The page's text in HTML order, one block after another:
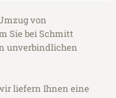
von
Sie bei Schmitt
unverbindlichen
liefern Ihnen eine